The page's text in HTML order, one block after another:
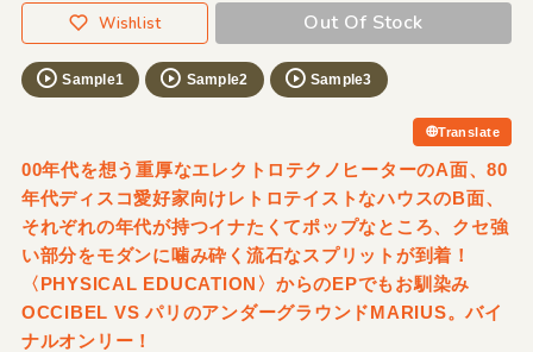
Wishlist Out Of Stock
Sample1 Sample2 Sample3
Translate
00年代を想う重厚なエレクトロテクノヒーターのA面、80
年代ディスコ愛好家向けレトロテイストなハウスのB面、
それぞれの年代が持つイナたくてポップなところ、クセ強
い部分をモダンに噛み砕く流石なスプリットが到着！
〈PHYSICAL EDUCATION〉からのEPでもお馴染み
OCCIBEL VS パリのアンダーグラウンドMARIUS。バイ
ナルオンリー！